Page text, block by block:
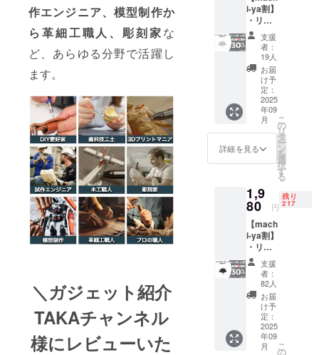
作エンジニア、模型制作か
ら革細工職人、彫刻家な
ど、あらゆる分野で活躍し
ます。
＼ガジェット紹介
TAKAチャンネル
様にレビューいた
上でご
支援頂
けます
様お願
い致し
ます。
2025年
10月頃
からオ
ンライ
プなど
にて一
定で
す。
した場
合、正
規販売
価格が
販売予
定価格
より下
がる可
能性も
ござい
ます。
類似商
品が発
ます。
ご了承
頂いた
上でご
支援頂
けます
様お願
い致し
ます。
2025年
10月頃
からオ
ンライ
料込み
の金額
になり
ます。
※ご注文
状況、
使用部
材の供
給状
況、製
造工程
上の都
合等に
る場合
があり
※皆様の
支援に
より量
産効率
が向上
した場
合、正
規販売
価格が
販売予
定価格
より下
i-ya割】
・リ
ターン
内容：
カーボ
ンス
チール
ブレー
ド（24
枚入
り）×１
セット
・一般
販売予
2,840円
※リター
ンはす
べて
税・送
料込み
の金額
になり
ます。
※ご注文
状況、
使用部
材の供
給状
況、製
支援
者：
19人
お届
け予
定：
2025
年09
月
詳細を見る
こ
の
リ
タ
ー
ン
を
選
択
す
る
1,9
80 円
残り
217
【mach
i-ya割】
・リ
ターン
内容：
タング
ステン
ブレー
ド（24
枚入
り）×１
セット
支援
者：
82人
お届
け予
定：
2025
年09
月
こ
の